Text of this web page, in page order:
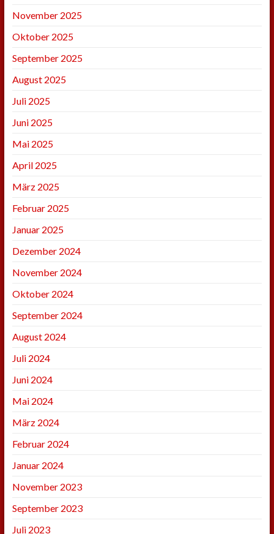
November 2025
Oktober 2025
September 2025
August 2025
Juli 2025
Juni 2025
Mai 2025
April 2025
März 2025
Februar 2025
Januar 2025
Dezember 2024
November 2024
Oktober 2024
September 2024
August 2024
Juli 2024
Juni 2024
Mai 2024
März 2024
Februar 2024
Januar 2024
November 2023
September 2023
Juli 2023